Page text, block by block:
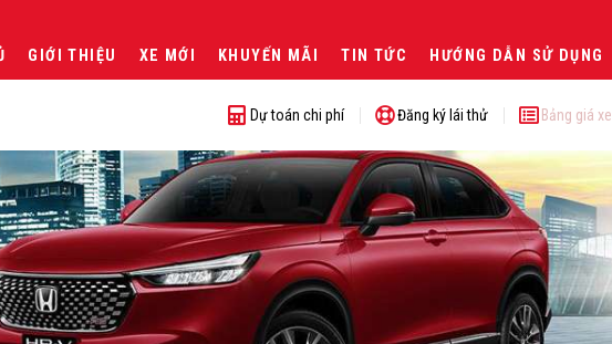
GIỚI THIỆU XE MỚI KHUYẾN MÃI TIN TỨC HƯỚNG DẪN SỬ DỤNG
Dự toán chi phí Đăng ký lái thử Bảng giá xe